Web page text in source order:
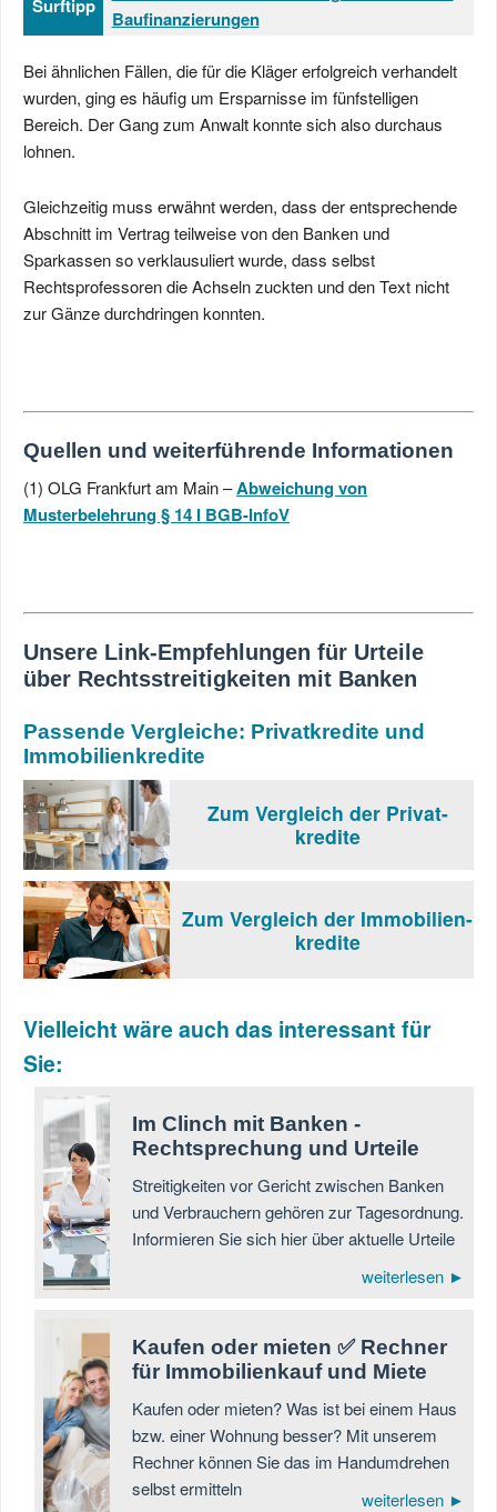
Surftipp
Baufinanzierungen
Bei ähnlichen Fällen, die für die Kläger erfolgreich verhandelt
wurden, ging es häufig um Ersparnisse im fünfstelligen
Bereich. Der Gang zum Anwalt konnte sich also durchaus
lohnen.
Gleichzeitig muss erwähnt werden, dass der entsprechende
Abschnitt im Vertrag teilweise von den Banken und
Sparkassen so verklausuliert wurde, dass selbst
Rechtsprofessoren die Achseln zuckten und den Text nicht
zur Gänze durchdringen konnten.
Quellen und weiterführende Informationen
(1) OLG Frankfurt am Main –Abweichung von
Musterbelehrung § 14 I BGB-InfoV
Unsere Link-Empfehlungen für Urteile
über Rechtsstreitigkeiten mit Banken
Passende Vergleiche: Privatkredite und
Immobilienkredite
Zum Vergleich der Privat-
kredite
Zum Vergleich der Immobilien-
kredite
Vielleicht wäre auch das interessant für
Sie:
Im Clinch mit Banken -
Rechtsprechung und Urteile
Streitigkeiten vor Gericht zwischen Banken
und Verbrauchern gehören zur Tagesordnung.
Informieren Sie sich hier über aktuelle Urteile
weiterlesen ►
Kaufen oder mieten ✅ Rechner
für Immobilienkauf und Miete
Kaufen oder mieten? Was ist bei einem Haus
bzw. einer Wohnung besser? Mit unserem
Rechner können Sie das im Handumdrehen
selbst ermitteln
weiterlesen ►